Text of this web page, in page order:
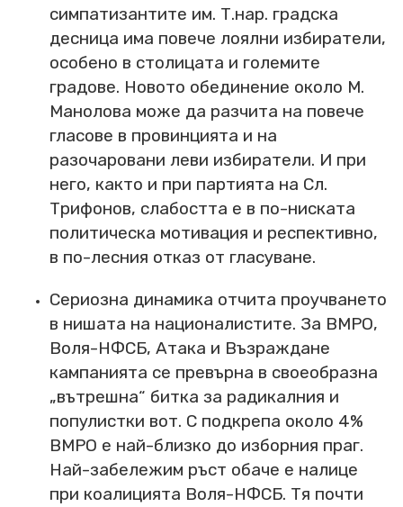
симпатизантите им. Т.нар. градска
десница има повече лоялни избиратели,
особено в столицата и големите
градове. Новото обединение около М.
Манолова може да разчита на повече
гласове в провинцията и на
разочаровани леви избиратели. И при
него, както и при партията на Сл.
Трифонов, слабостта е в по-ниската
политическа мотивация и респективно,
в по-лесния отказ от гласуване.
Сериозна динамика отчита проучването
в нишата на националистите. За ВМРО,
Воля-НФСБ, Атака и Възраждане
кампанията се превърна в своеобразна
„вътрешна“ битка за радикалния и
популистки вот. С подкрепа около 4%
ВМРО е най-близко до изборния праг.
Най-забележим ръст обаче е налице
при коалицията Воля-НФСБ. Тя почти